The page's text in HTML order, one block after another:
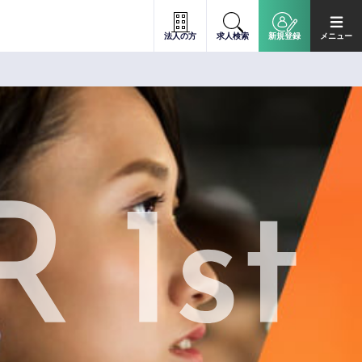
法人の方 求人検索 新規登録 メニュー